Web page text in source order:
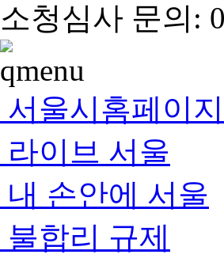
소청심사 문의:
서울시홈페이지
라이브 서울
내 손안에 서울
불합리 규제